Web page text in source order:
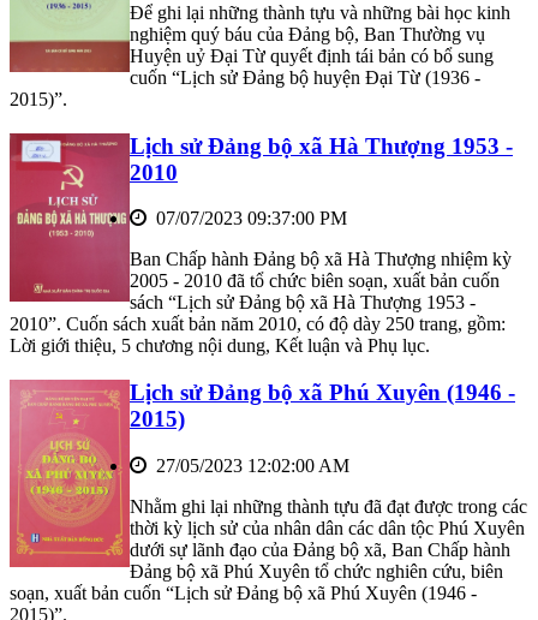
Để ghi lại những thành tựu và những bài học kinh
nghiệm quý báu của Đảng bộ, Ban Thường vụ
Huyện uỷ Đại Từ quyết định tái bản có bổ sung
cuốn “Lịch sử Đảng bộ huyện Đại Từ (1936 -
2015)”.
Lịch sử Đảng bộ xã Hà Thượng 1953 -
2010
07/07/2023 09:37:00 PM
Ban Chấp hành Đảng bộ xã Hà Thượng nhiệm kỳ
2005 - 2010 đã tổ chức biên soạn, xuất bản cuốn
sách “Lịch sử Đảng bộ xã Hà Thượng 1953 -
2010”. Cuốn sách xuất bản năm 2010, có độ dày 250 trang, gồm:
Lời giới thiệu, 5 chương nội dung, Kết luận và Phụ lục.
Lịch sử Đảng bộ xã Phú Xuyên (1946 -
2015)
27/05/2023 12:02:00 AM
Nhằm ghi lại những thành tựu đã đạt được trong các
thời kỳ lịch sử của nhân dân các dân tộc Phú Xuyên
dưới sự lãnh đạo của Đảng bộ xã, Ban Chấp hành
Đảng bộ xã Phú Xuyên tổ chức nghiên cứu, biên
soạn, xuất bản cuốn “Lịch sử Đảng bộ xã Phú Xuyên (1946 -
2015)”.